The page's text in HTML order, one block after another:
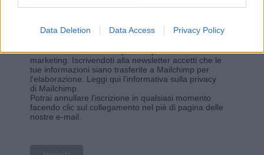
Data Deletion Data Access Privacy Policy
Utilizziamo Mailchimp come piattaforma di
marketing. Iscrivendoti alla newsletter accetti che le
tue informazioni siano trasferite a Mailchimp per
l'elaborazione. Leggi qui l'informativa sulla privacy
di Mailchimp
Potrai annullare l'iscrizione in qualsiasi momento
facendo clic sul collegamento nel piè di pagina delle
nostre e-mail.